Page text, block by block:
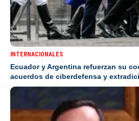
INTERNACIONALES
Ecuador y Argentina refuerzan su
acuerdos de ciberdefensa y